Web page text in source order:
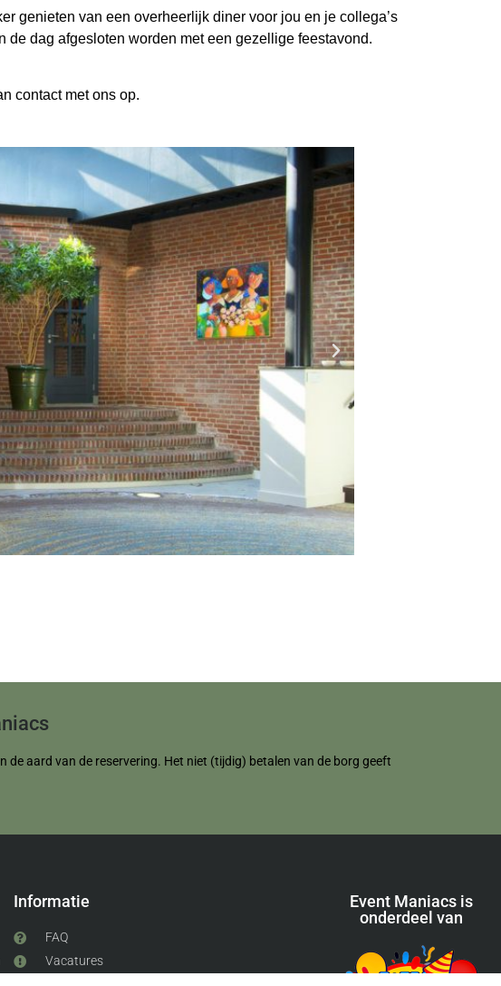
genieten van een overheerlijk diner voor jou en je collega’s
dag afgesloten worden met een gezellige feestavond.
contact met ons op.
aard van de reservering. Het niet (tijdig) betalen van de borg geeft
Informatie
FAQ
Vacatures
Event Maniacs is
onderdeel van